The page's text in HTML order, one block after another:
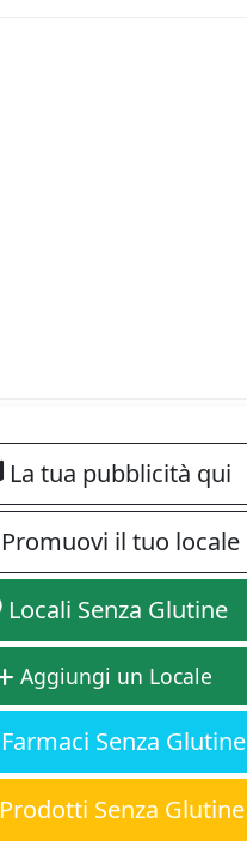
La tua pubblicità qui
Promuovi il tuo locale
Locali Senza Glutine
Aggiungi un Locale
Farmaci Senza Glutine
Prodotti Senza Glutine